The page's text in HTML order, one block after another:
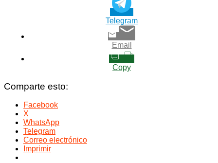
Telegram
Email
Copy
Comparte esto:
Facebook
X
WhatsApp
Telegram
Correo electrónico
Imprimir